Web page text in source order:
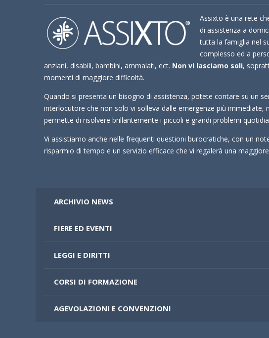
Assixto è una rete
di assistenza a
tutta la famiglia nel
complesso ed a
anziani, disabili, bambini, ammalati, ect. Non vi lasciamo soli,
momenti di maggiore difficoltà.
Quando si presenta un bisogno di assistenza, potete contare su un
interlocutore che non solo vi solleva dalle emergenze più immediate,
permette di risolvere brillantemente i piccoli e grandi problemi
Vi assistiamo anche nelle frequenti questioni burocratiche, con un
risparmio di tempo e un servizio efficace che vi regalerà una
ARCHIVIO NEWS
FIERE ED EVENTI
LEGGI E DIRITTI
CORSI DI FORMAZIONE
AGEVOLAZIONI E CONVENZIONI